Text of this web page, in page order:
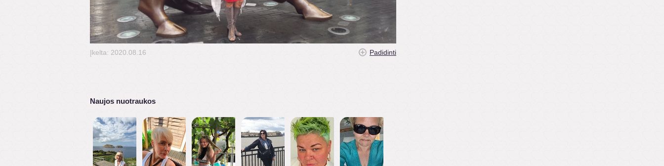
Įkelta: 2020.08.16 Padidinti
Naujos nuotraukos